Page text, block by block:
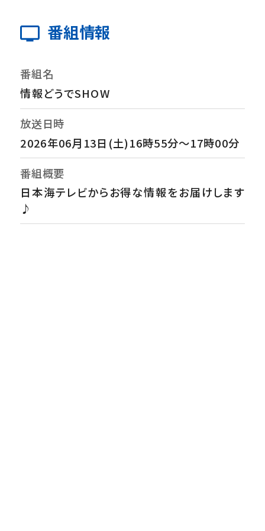
番組情報
番組名
情報どうでSHOW
放送日時
2026年06月13日(土)16時55分～17時00分
番組概要
日本海テレビからお得な情報をお届けします
♪